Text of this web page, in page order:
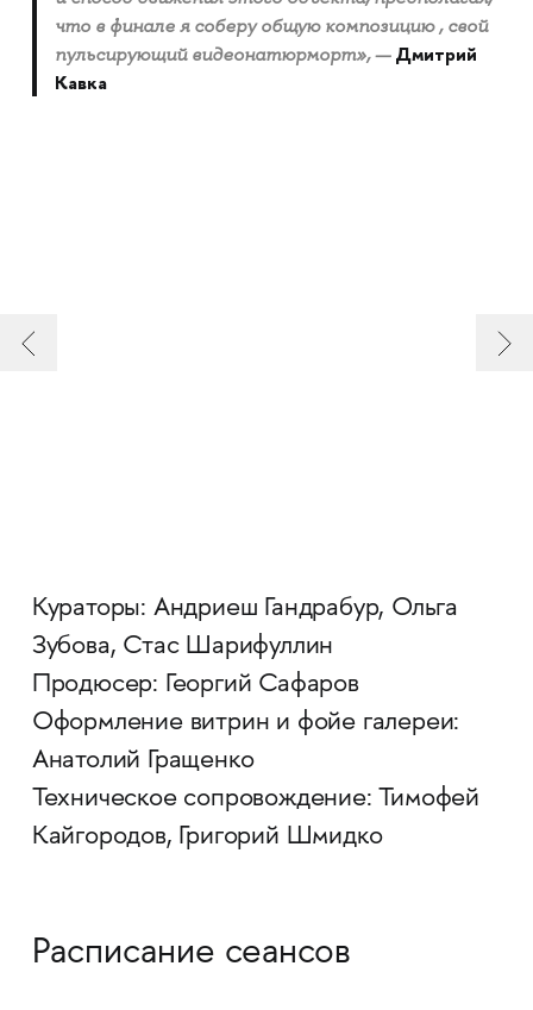
что в финале я соберу общую композицию , свой
пульсирующий видеонатюрморт», — Дмитрий
Кавка
Кураторы: Андриеш Гандрабур, Ольга
Зубова, Стас Шарифуллин
Продюсер: Георгий Сафаров
Оформление витрин и фойе галереи:
Анатолий Гращенко
Техническое сопровождение: Тимофей
Кайгородов, Григорий Шмидко
Расписание сеансов